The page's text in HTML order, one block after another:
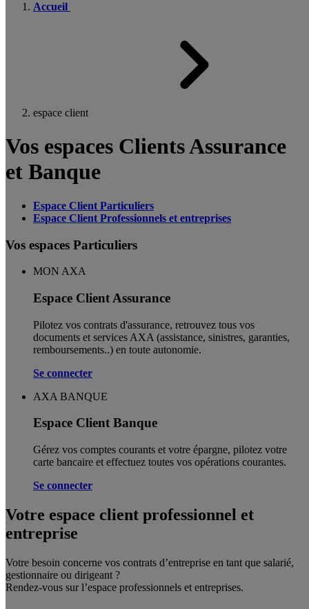
Accueil
espace client
Vos espaces Clients Assurance
et Banque
Espace Client Particuliers
Espace Client Professionnels et entreprises
Vos espaces Particuliers
MON AXA
Espace Client Assurance
Pilotez vos contrats d'assurance, retrouvez tous vos
documents et services AXA (assistance, sinistres, garanties,
remboursements..) en toute autonomie. ​
Se connecter
AXA BANQUE
Espace Client Banque
Gérez vos comptes courants et votre épargne, pilotez votre
carte bancaire et effectuez toutes vos opérations courantes.
Se connecter
Votre espace client professionnel et
entreprise
Votre besoin concerne vos contrats d’entreprise en tant que salarié,
gestionnaire ou dirigeant ?
Rendez-vous sur l’espace professionnels et entreprises.